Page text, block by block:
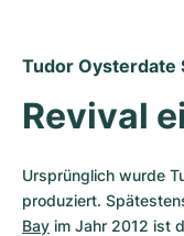
Tudor Oysterdate
Revival
Ursprünglich wurde
produziert.
Bay im Jahr 2012 ist